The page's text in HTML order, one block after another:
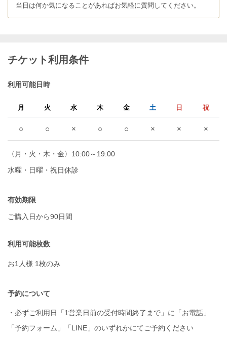
当日は何か気になることがあればお気軽に質問してください。
チケット利用条件
利用可能日時
月 火 水 木 金 土 日 祝
○ ○ × ○ ○ × × ×
〈月・火・木・金〉10:00～19:00
水曜・日曜・祝日休診
有効期限
ご購入日から90日間
利用可能枚数
お1人様 1枚のみ
予約について
・必ずご利用日「1営業日前の受付時間終了まで」に「お電話」
「予約フォーム」「LINE」のいずれかにてご予約ください